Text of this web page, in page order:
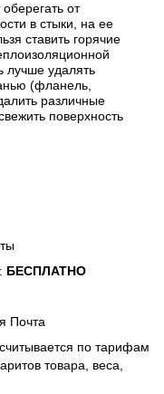
от
в стыки, на ее
ставить горячие
лучше удалять
(фланель,
различные
поверхность
БЕСПЛАТНО
Почта
по тарифам
товара, весa,